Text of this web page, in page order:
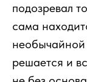
подозревал
сама
необычайной
решается и